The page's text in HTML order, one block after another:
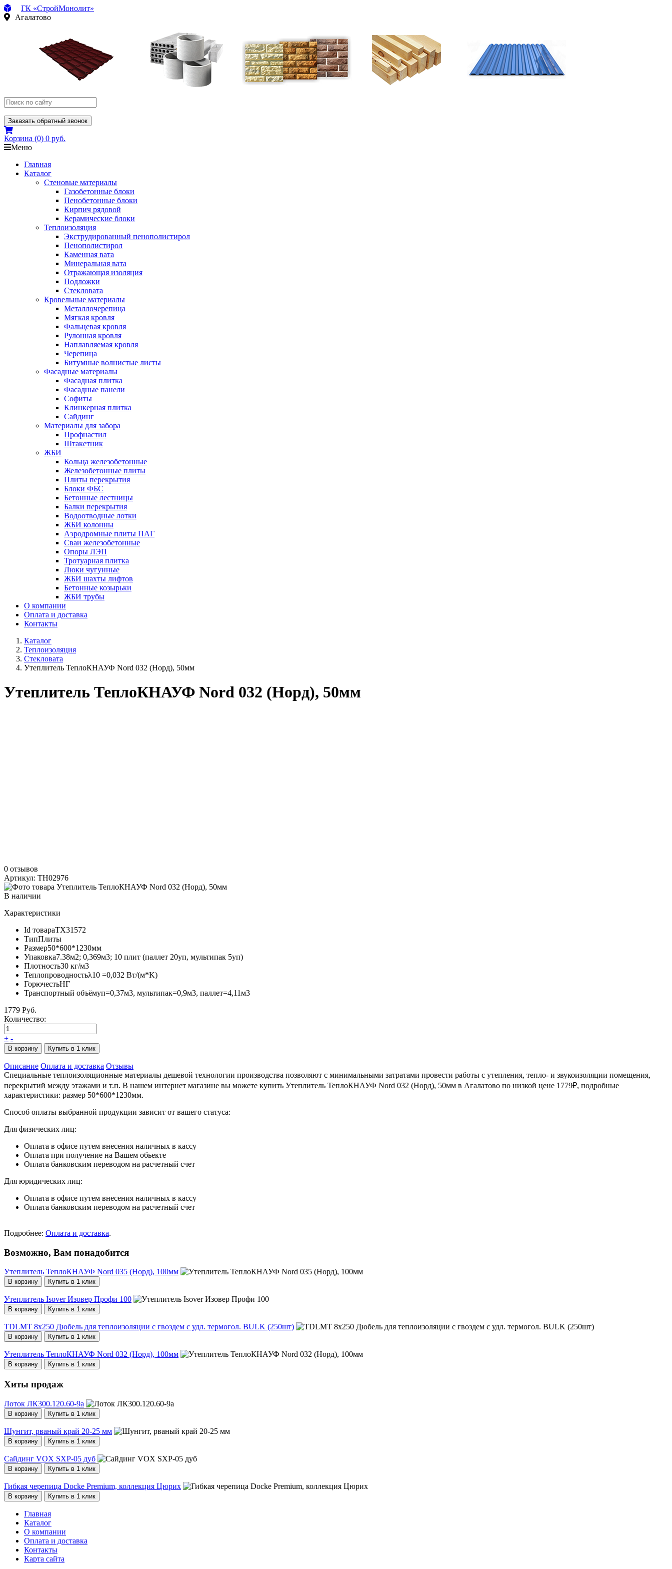
ГК «СтройМонолит»
Агалатово
Заказать обратный звонок
Корзина (0) 0 руб.
Меню
Главная
Каталог
Стеновые материалы
Газобетонные блоки
Пенобетонные блоки
Кирпич рядовой
Керамические блоки
Теплоизоляция
Экструдированный пенополистирол
Пенополистирол
Каменная вата
Минеральная вата
Отражающая изоляция
Подложки
Стекловата
Кровельные материалы
Металлочерепица
Мягкая кровля
Фальцевая кровля
Рулонная кровля
Наплавляемая кровля
Черепица
Битумные волнистые листы
Фасадные материалы
Фасадная плитка
Фасадные панели
Софиты
Клинкерная плитка
Сайдинг
Материалы для забора
Профнастил
Штакетник
ЖБИ
Кольца железобетонные
Железобетонные плиты
Плиты перекрытия
Блоки ФБС
Бетонные лестницы
Балки перекрытия
Водоотводные лотки
ЖБИ колонны
Аэродромные плиты ПАГ
Сваи железобетонные
Опоры ЛЭП
Тротуарная плитка
Люки чугунные
ЖБИ шахты лифтов
Бетонные козырьки
ЖБИ трубы
О компании
Оплата и доставка
Контакты
Каталог
Теплоизоляция
Стекловата
Утеплитель ТеплоКНАУФ Nord 032 (Норд), 50мм
Утеплитель ТеплоКНАУФ Nord 032 (Норд), 50мм
0 отзывов
Артикул: TH02976
В наличии
Характеристики
Id товараТХ31572
ТипПлиты
Размер50*600*1230мм
Упаковка7.38м2; 0,369м3; 10 плит (паллет 20уп, мультипак 5уп)
Плотность30 кг/м3
Теплопроводностьλ10 =0,032 Вт/(м*K)
ГорючестьНГ
Транспортный объёмуп=0,37м3, мультипак=0,9м3, паллет=4,11м3
1779 Руб.
Количество:
+ -
В корзину Купить в 1 клик
Описание Оплата и доставка Отзывы
Специальные теплоизоляционные материалы дешевой технологии производства позволяют с минимальными затратами провести работы с утепления, тепло- и звукоизоляции помещения,
перекрытий между этажами и т.п. В нашем интернет магазине вы можете купить Утеплитель ТеплоКНАУФ Nord 032 (Норд), 50мм в Агалатово по низкой цене 1779₽, подробные
характеристики: размер 50*600*1230мм.
Способ оплаты выбранной продукции зависит от вашего статуса:
Для физических лиц:
Оплата в офисе путем внесения наличных в кассу
Оплата при получение на Вашем обьекте
Оплата банковским переводом на расчетный счет
Для юридических лиц:
Оплата в офисе путем внесения наличных в кассу
Оплата банковским переводом на расчетный счет
Подробнее: Оплата и доставка.
Возможно, Вам понадобится
Утеплитель ТеплоКНАУФ Nord 035 (Норд), 100мм
В корзину Купить в 1 клик
Утеплитель Isover Изовер Профи 100
В корзину Купить в 1 клик
TDLMT 8х250 Дюбель для теплоизоляции с гвоздем с удл. термогол. BULK (250шт)
В корзину Купить в 1 клик
Утеплитель ТеплоКНАУФ Nord 032 (Норд), 100мм
В корзину Купить в 1 клик
Хиты продаж
Лоток ЛК300.120.60-9а
В корзину Купить в 1 клик
Шунгит, рваный край 20-25 мм
В корзину Купить в 1 клик
Сайдинг VOX SXP-05 дуб
В корзину Купить в 1 клик
Гибкая черепица Docke Premium, коллекция Цюрих
В корзину Купить в 1 клик
Главная
Каталог
О компании
Оплата и доставка
Контакты
Карта сайта